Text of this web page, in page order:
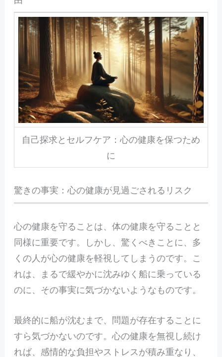
自己探求とセルフケア：心の健康を保つため
に
驚きの事実：心の健康が見過ごされるリスク
心の健康を守ることは、体の健康を守ることと
同様に重要です。しかし、驚くべきことに、多
くの人が心の健康を軽視してしまうのです。こ
れは、まるで緩やかに沈みゆく船に乗っている
のに、その事実に気づかないようなものです。
最終的に船が沈むまで、問題が存在することに
すら気づかないのです。心の健康を無視し続け
れば、感情的な負担やストレスが積み重なり、